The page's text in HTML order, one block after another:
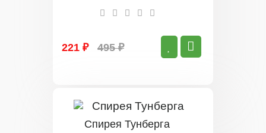
221 ₽ 495 ₽
Спирея Тунберга